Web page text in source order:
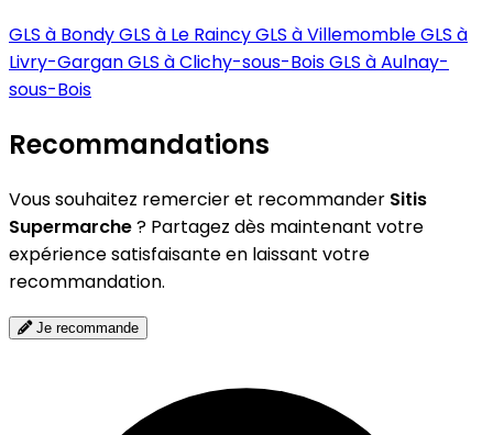
GLS à BondyGLS à Le RaincyGLS à VillemombleGLS à
Livry-GarganGLS à Clichy-sous-BoisGLS à Aulnay-
sous-Bois
Recommandations
Vous souhaitez remercier et recommander Sitis
Supermarche? Partagez dès maintenant votre
expérience satisfaisante en laissant votre
recommandation.
Je recommande